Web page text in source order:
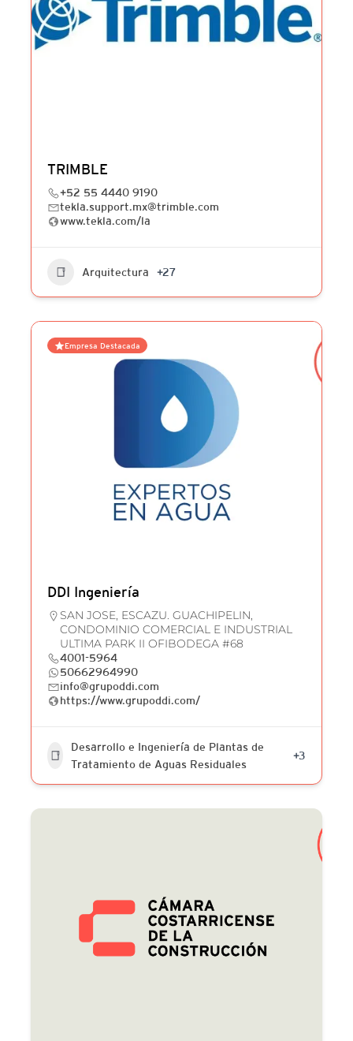
TRIMBLE
+52 55 4440 9190
tekla.support.mx@trimble.com
www.tekla.com/la
Arquitectura +27
Empresa Destacada
DDI Ingeniería
SAN JOSE, ESCAZU. GUACHIPELIN,
CONDOMINIO COMERCIAL E INDUSTRIAL
ULTIMA PARK II OFIBODEGA #68
4001-5964
50662964990
info@grupoddi.com
https://www.grupoddi.com/
Desarrollo e Ingeniería de Plantas de
Tratamiento de Aguas Residuales
+3